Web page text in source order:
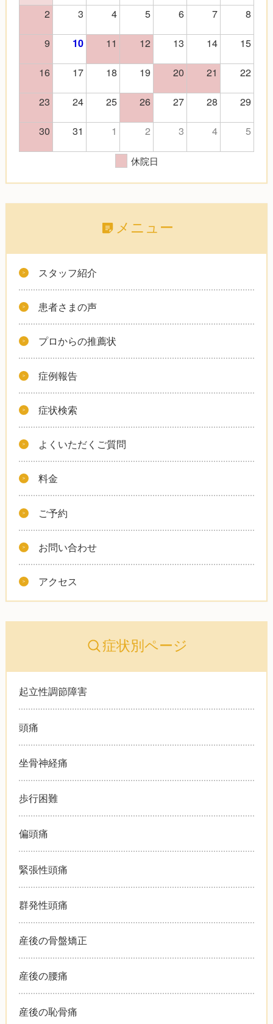
2 3 4 5 6 7
8
9
10 11 12 13 14
15
16
17 18 19 20 21
22
23
24 25 26 27 28
29
30
31 1 2 3 4 5
休院日
メニュー
スタッフ紹介
患者さまの声
プロからの推薦状
症例報告
症状検索
よくいただくご質問
料金
ご予約
お問い合わせ
アクセス
症状別ページ
起立性調節障害
頭痛
坐骨神経痛
歩行困難
偏頭痛
緊張性頭痛
群発性頭痛
産後の骨盤矯正
産後の腰痛
産後の恥骨痛